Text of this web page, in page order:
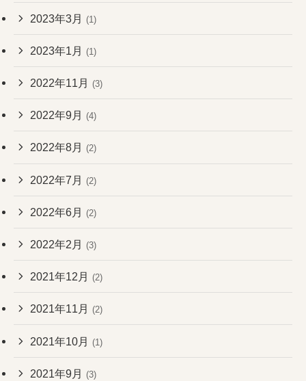
2023年3月 (1)
2023年1月 (1)
2022年11月 (3)
2022年9月 (4)
2022年8月 (2)
2022年7月 (2)
2022年6月 (2)
2022年2月 (3)
2021年12月 (2)
2021年11月 (2)
2021年10月 (1)
2021年9月 (3)